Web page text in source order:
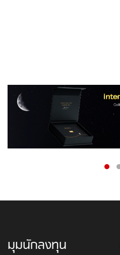
มุมนักลงทุน